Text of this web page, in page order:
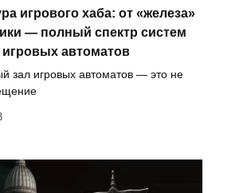
игрового хаба: от «железа»
— полный спектр систем
игровых автоматов
зал игровых автоматов — это не